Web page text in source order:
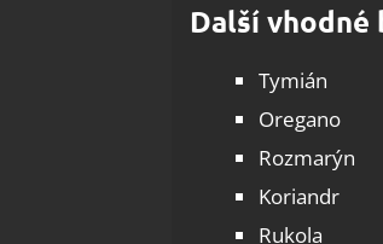
Další vhodné
Tymián
Oregano
Rozmarýn
Koriandr
Rukola